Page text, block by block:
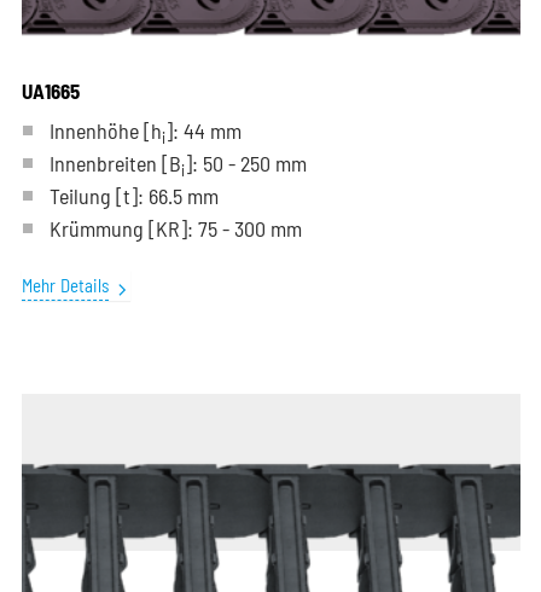
UA1665
Innenhöhe [hi]: 44 mm
Innenbreiten [Bi]: 50 - 250 mm
Teilung [t]: 66.5 mm
Krümmung [KR]: 75 - 300 mm
Mehr Details